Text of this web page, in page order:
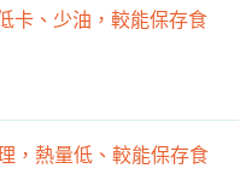
卡、少油，較能保存食
，熱量低、較能保存食